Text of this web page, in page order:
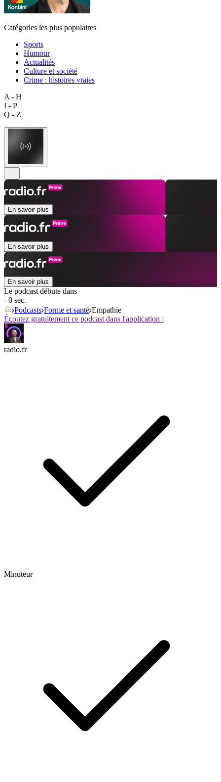
Catégories les plus populaires
Sports
Humour
Actualités
Culture et société
Crime : histoires vraies
A - H
I - P
Q - Z
En savoir plus
En savoir plus
En savoir plus
Le podcast débute dans
- 0 sec.
Podcasts Forme et santé Empathie
Écoutez gratuitement ce podcast dans l'application :
radio.fr
Minuteur